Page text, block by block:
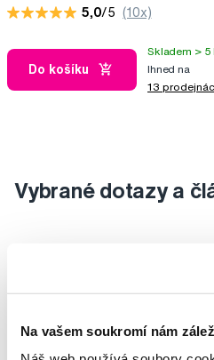
Na vašem soukromí nám
5,0/5 (10x)
Do košíku
Skladem > 5
Ihned na
13
Vybrané dotazy a